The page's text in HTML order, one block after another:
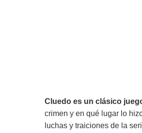
Cluedo es un clásico
crimen y en qué lugar lo
luchas y traiciones de la